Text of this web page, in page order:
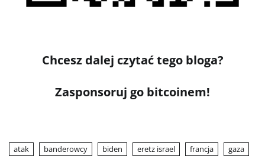
Chcesz dalej czytać tego bloga?
Zasponsoruj go bitcoinem!
atak banderowcy biden eretz israel francja
gaza